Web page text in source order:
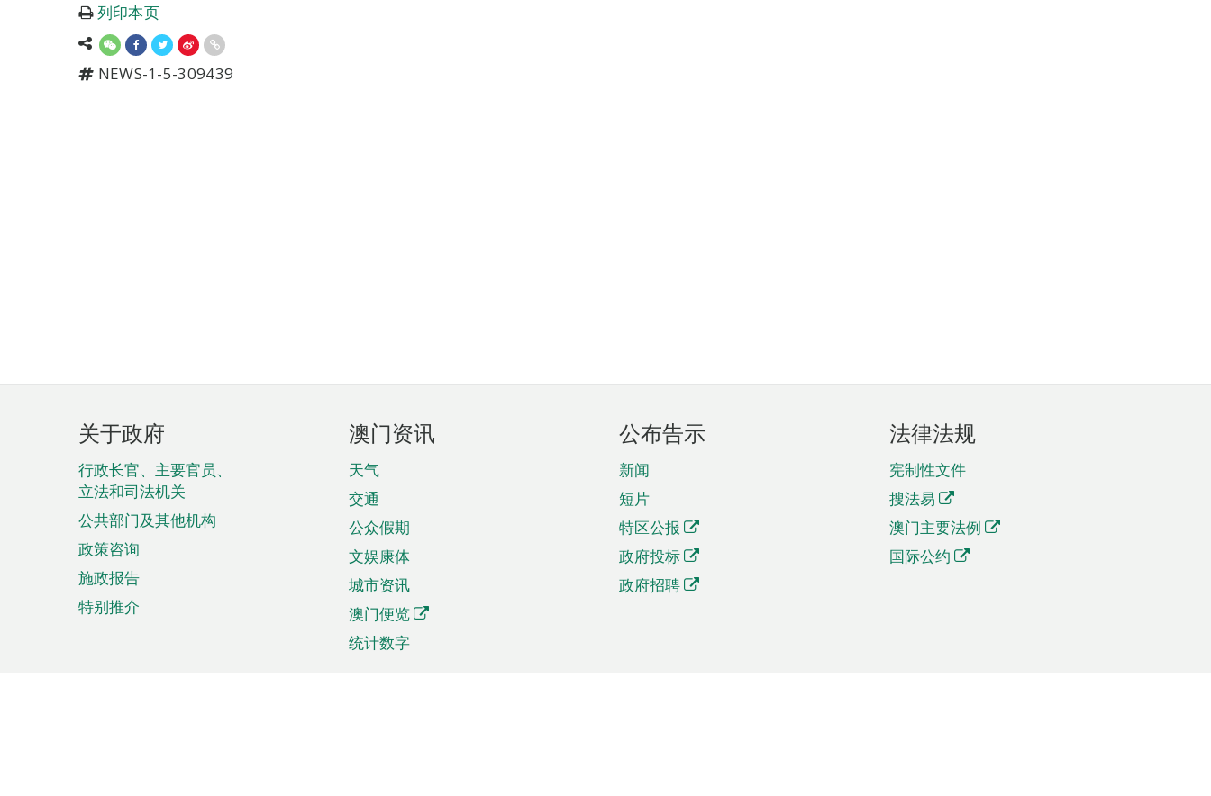
列印本页
NEWS-1-5-309439
页
脚
菜
单
关于政府
行政长官、主要官员、
立法和司法机关
公共部门及其他机构
政策咨询
施政报告
特别推介
澳门资讯
天气
交通
公众假期
文娱康体
城市资讯
澳门便览
统计数字
公布告示
新闻
短片
特区公报
政府投标
政府招聘
法律法规
宪制性文件
搜法易
澳门主要法例
国际公约